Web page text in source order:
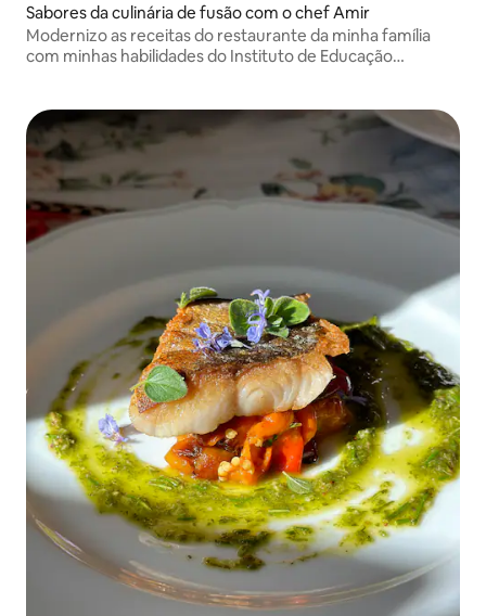
Sabores da culinária de fusão com o chef Amir
Modernizo as receitas do restaurante da minha família
com minhas habilidades do Instituto de Educação